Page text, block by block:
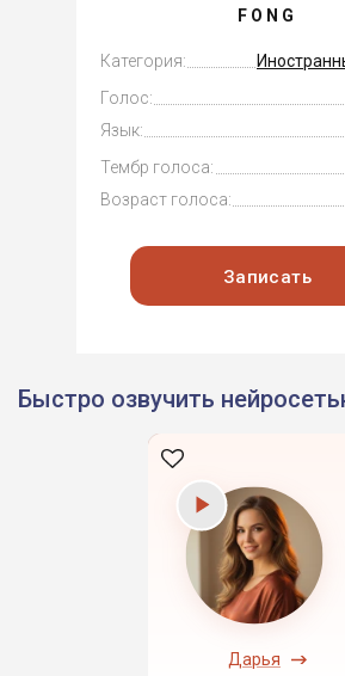
FONG
Категория:
Голос:
Язык:
Тембр голоса:
Возраст голоса:
Записать
Быстро озвучить
Дарья